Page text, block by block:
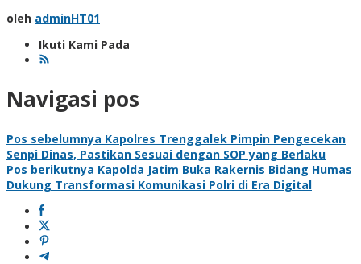
oleh adminHT01
Ikuti Kami Pada
Navigasi pos
Pos sebelumnya Kapolres Trenggalek Pimpin Pengecekan
Senpi Dinas, Pastikan Sesuai dengan SOP yang Berlaku
Pos berikutnya Kapolda Jatim Buka Rakernis Bidang Humas
Dukung Transformasi Komunikasi Polri di Era Digital